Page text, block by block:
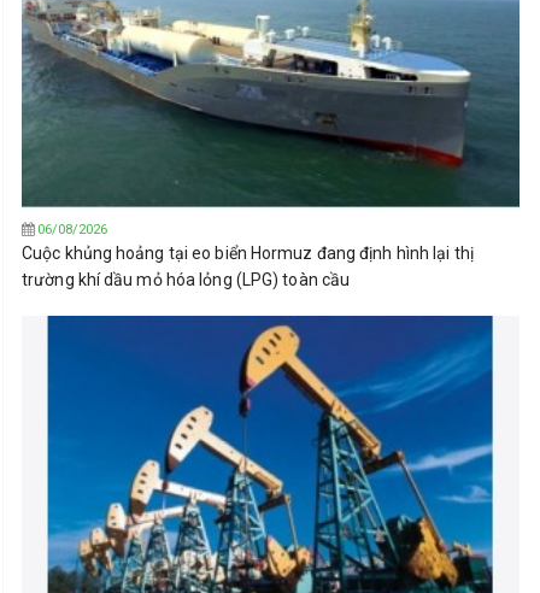
06/08/2026
Cuộc khủng hoảng tại eo biển Hormuz đang định hình lại thị
trường khí dầu mỏ hóa lỏng (LPG) toàn cầu